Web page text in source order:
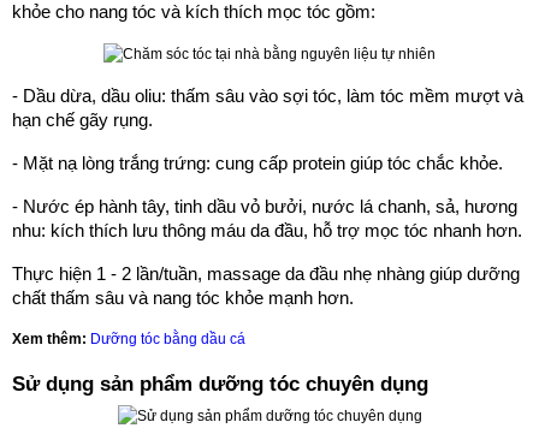
khỏe cho nang tóc và kích thích mọc tóc gồm:
- Dầu dừa, dầu oliu: thấm sâu vào sợi tóc, làm tóc mềm mượt và
hạn chế gãy rụng.
- Mặt nạ lòng trắng trứng: cung cấp protein giúp tóc chắc khỏe.
- Nước ép hành tây, tinh dầu vỏ bưởi, nước lá chanh, sả, hương
nhu: kích thích lưu thông máu da đầu, hỗ trợ mọc tóc nhanh hơn.
Thực hiện 1 - 2 lần/tuần, massage da đầu nhẹ nhàng giúp dưỡng
chất thấm sâu và nang tóc khỏe mạnh hơn.
Xem thêm: Dưỡng tóc bằng dầu cá
Sử dụng sản phẩm dưỡng tóc chuyên dụng